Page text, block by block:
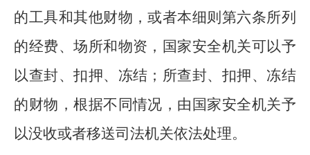
的工具和其他财物，或者本细则第六条所列
的经费、场所和物资，国家安全机关可以予
以查封、扣押、冻结；所查封、扣押、冻结
的财物，根据不同情况，由国家安全机关予
以没收或者移送司法机关依法处理。